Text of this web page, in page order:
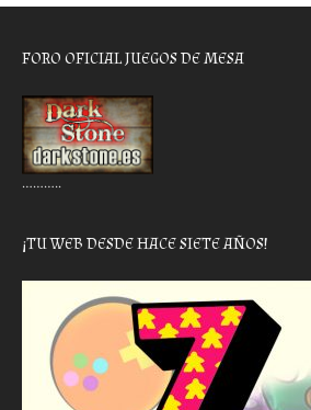
FORO OFICIAL JUEGOS DE MESA
………..
¡TU WEB DESDE HACE SIETE AÑOS!